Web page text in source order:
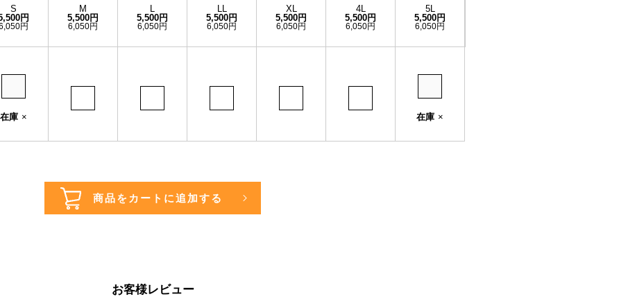
S
円
円
M
5,500円
6,050円
L
5,500円
6,050円
LL
5,500円
6,050円
XL
5,500円
6,050円
4L
5,500円
6,050円
5L
5,500円
6,050円
在庫 × 在庫 ×
お客様レビュー